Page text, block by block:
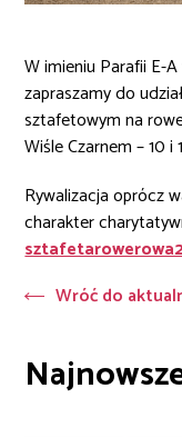
W imieniu Parafii E-
zapraszamy do
sztafetowym na
Wiśle Czarnem – 10 i
Rywalizacja oprócz
charakter
Wróć do